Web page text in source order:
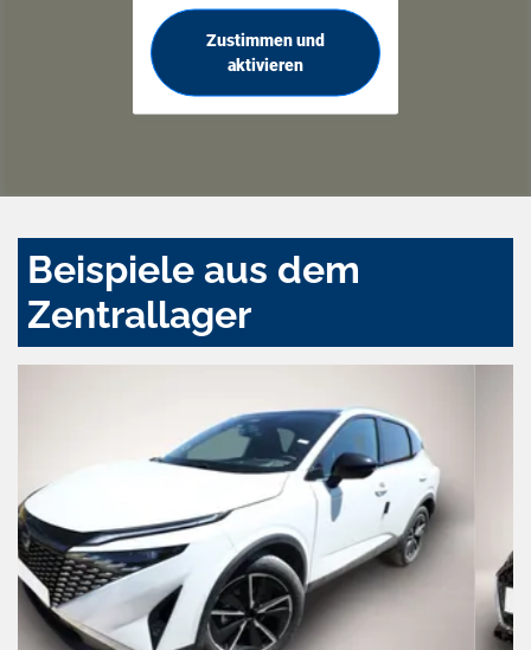
Zustimmen und
aktivieren
Beispiele aus dem
Zentrallager